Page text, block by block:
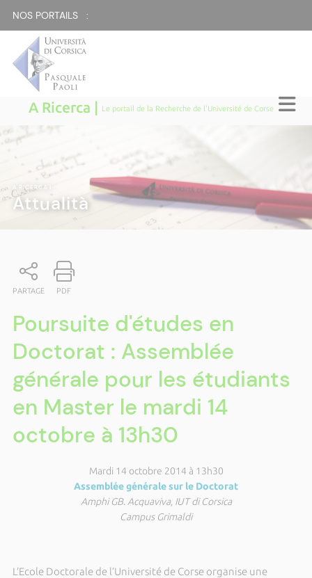
NOS PORTAILS :
A Ricerca | Le portail de la Recherche de l'Université de Corse
A RICERCA
Attualità
PARTAGE PDF
Poursuite d'études en
Doctorat : Assemblée
générale pour les étudiants
en Master le mardi 14
octobre à 13h30
Mardi 14 octobre 2014 à 13h30
Assemblée générale sur le Doctorat
Amphi GB. Acquaviva, IUT di Corsica
Campus Grimaldi
L’Ecole Doctorale de l’Université de Corse organise une